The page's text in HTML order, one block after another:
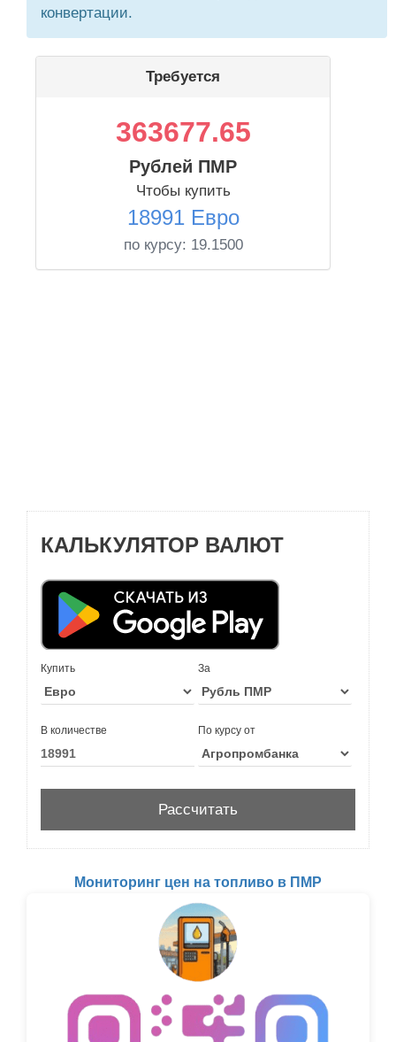
конвертации.
Требуется
363677.65
Рублей ПМР
Чтобы купить
18991 Евро
по курсу: 19.1500
КАЛЬКУЛЯТОР ВАЛЮТ
Купить За
В количестве По курсу от
Мониторинг цен на топливо в ПМР